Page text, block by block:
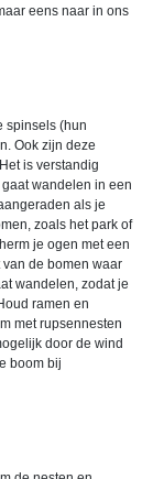
eens naar in ons
spinsels (hun
Ook zijn deze
is verstandig
wandelen in een
als je
zoals het park of
je ogen met een
de bomen waar
wandelen, zodat je
ramen en
met rupsennesten
door de wind
boom bij